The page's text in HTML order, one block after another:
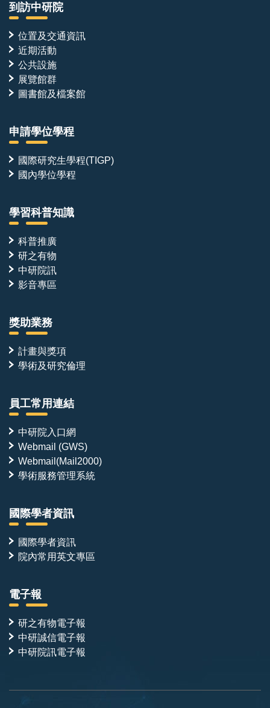
到訪中研院
位置及交通資訊
近期活動
公共設施
展覽館群
圖書館及檔案館
申請學位學程
國際研究生學程(TIGP)
國內學位學程
學習科普知識
科普推廣
研之有物
中研院訊
影音專區
獎助業務
計畫與獎項
學術及研究倫理
員工常用連結
中研院入口網
Webmail (GWS)
Webmail(Mail2000)
學術服務管理系統
國際學者資訊
國際學者資訊
院內常用英文專區
電子報
研之有物電子報
中研誠信電子報
中研院訊電子報